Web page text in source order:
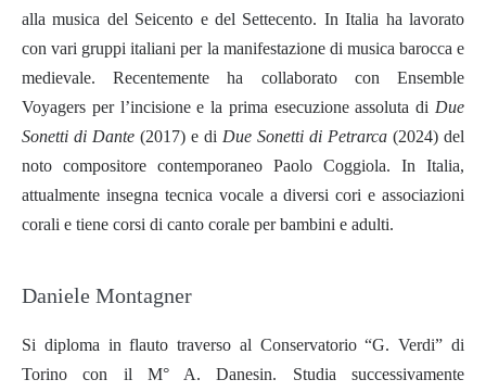
alla musica del Seicento e del Settecento. In Italia ha lavorato
con vari gruppi italiani per la manifestazione di musica barocca e
medievale. Recentemente ha collaborato con Ensemble
Voyagers per l’incisione e la prima esecuzione assoluta di Due
Sonetti di Dante (2017) e di Due Sonetti di Petrarca (2024) del
noto compositore contemporaneo Paolo Coggiola. In Italia,
attualmente insegna tecnica vocale a diversi cori e associazioni
corali e tiene corsi di canto corale per bambini e adulti.
Daniele Montagner
Si diploma in flauto traverso al Conservatorio “G. Verdi” di
Torino con il M° A. Danesin. Studia successivamente